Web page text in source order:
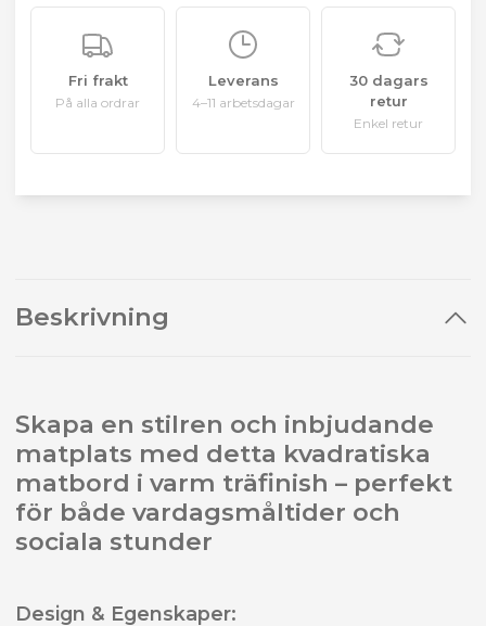
Fri frakt
På alla ordrar
Leverans
4–11 arbetsdagar
30 dagars
retur
Enkel retur
Beskrivning
Skapa en stilren och inbjudande
matplats med detta kvadratiska
matbord i varm träfinish – perfekt
för både vardagsmåltider och
sociala stunder
Design & Egenskaper: